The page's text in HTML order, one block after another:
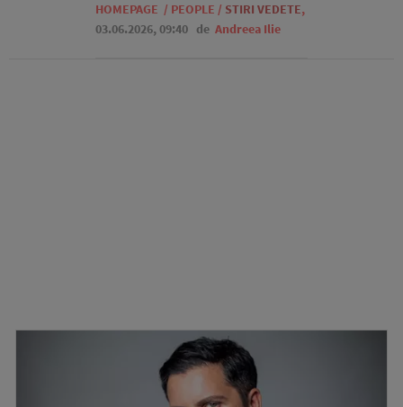
HOMEPAGE / PEOPLE / STIRI VEDETE,
03.06.2026, 09:40 de Andreea Ilie